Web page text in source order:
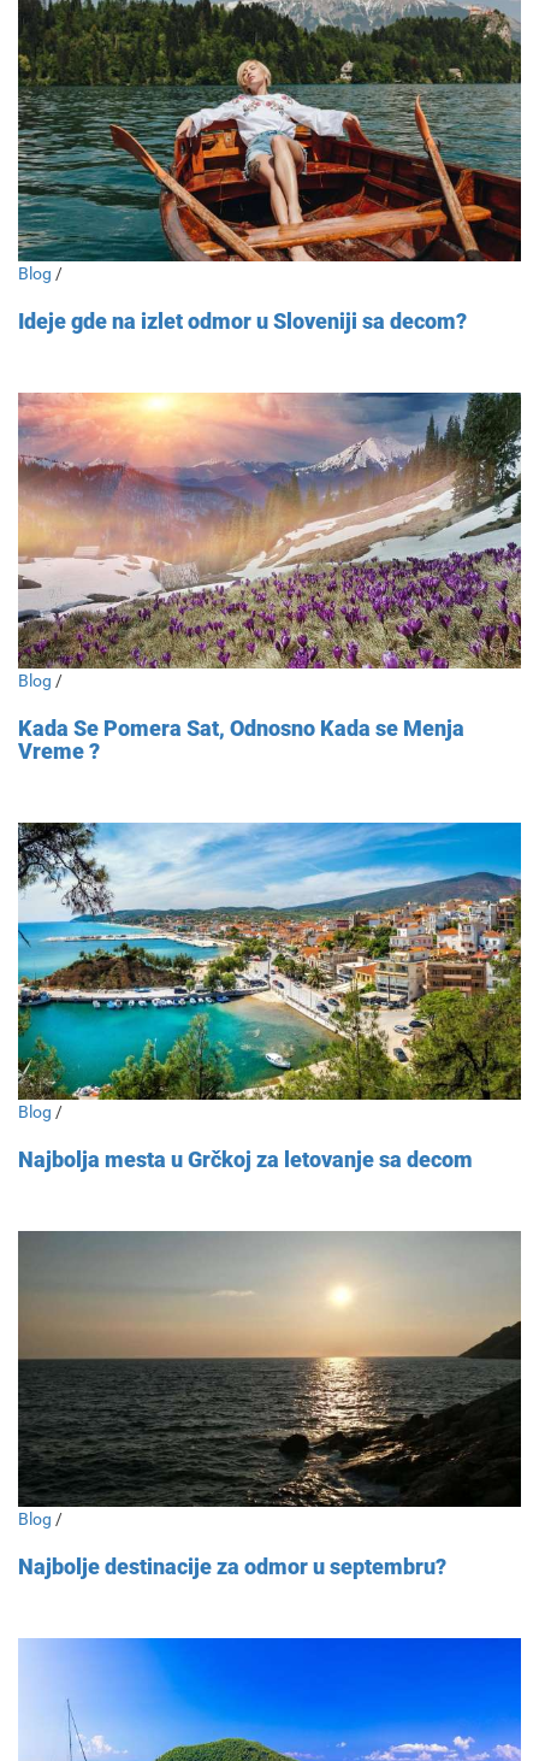
Blog /
Ideje gde na izlet odmor u Sloveniji sa decom?
Blog /
Kada Se Pomera Sat, Odnosno Kada se Menja
Vreme ?
Blog /
Najbolja mesta u Grčkoj za letovanje sa decom
Blog /
Najbolje destinacije za odmor u septembru?